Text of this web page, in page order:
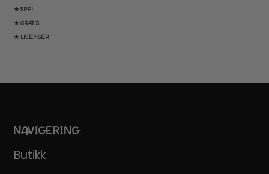
★ SPEL
★ GRATIS
★ LICENSER
NAVIGERING
Butikk